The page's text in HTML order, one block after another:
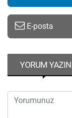
E-posta
YORUM YAZIN